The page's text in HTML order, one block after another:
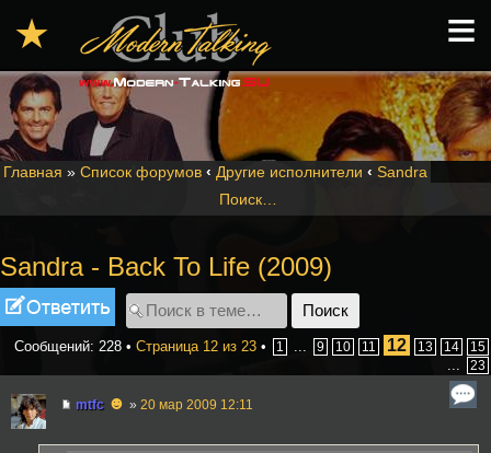
Главная » Список форумов ‹ Другие исполнители ‹ Sandra
Поиск…
Sandra - Back To Life (2009)
Ответить
Сообщений: 228 • Страница 12 из 23 • 1 9 10 11 12 13 14 15
23
mtfc ☻ » 20 мар 2009 12:11
★ ≡